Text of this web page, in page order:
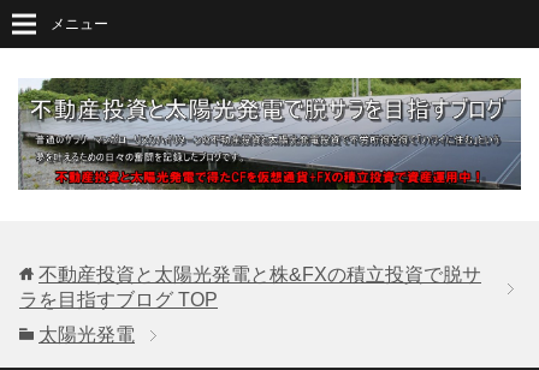
メニュー
不動産投資と太陽光発電と株&FXの積立投資で脱サ
ラを目指すブログ TOP
太陽光発電